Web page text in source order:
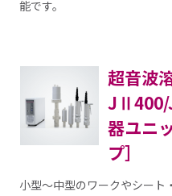
能です。
超音波
JⅡ400/
器ユニ
プ］
小型～中型のワークやシート